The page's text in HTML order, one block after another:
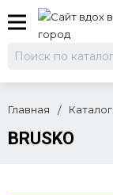
Главная Каталог
BRUSKO